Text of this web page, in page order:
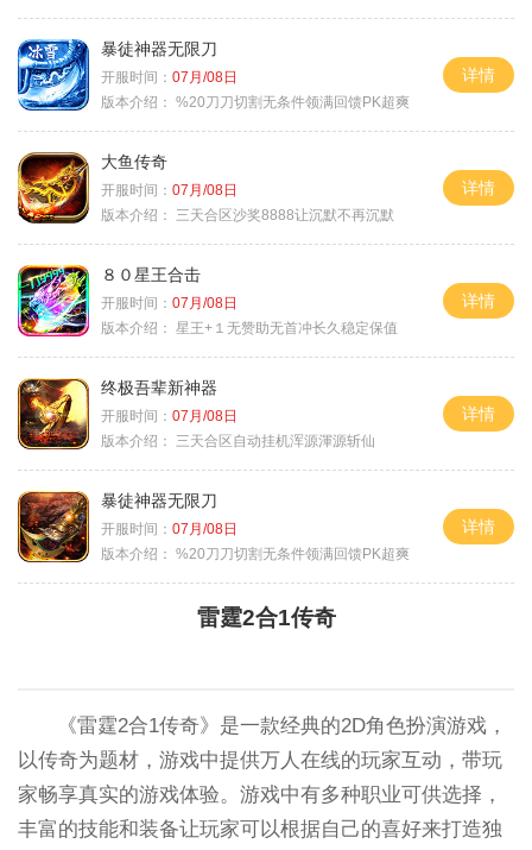
暴徒神器无限刀
开服时间： 07月/08日
版本介绍： %20刀刀切割无条件领满回馈PK超爽
详情
大鱼传奇
开服时间： 07月/08日
版本介绍：
三天合区沙奖8888让沉默不再沉默
详情
８０星王合击
开服时间： 07月/08日
版本介绍： 星王+１无赞助无首冲长久稳定保值
详情
终极吾辈新神器
开服时间： 07月/08日
版本介绍：
三天合区自动挂机浑源渾源斩仙
详情
暴徒神器无限刀
开服时间： 07月/08日
版本介绍： %20刀刀切割无条件领满回馈PK超爽
详情
雷霆2合1传奇
《雷霆2合1传奇》是一款经典的2D角色扮演游戏，
以传奇为题材，游戏中提供万人在线的玩家互动，带玩
家畅享真实的游戏体验。游戏中有多种职业可供选择，
丰富的技能和装备让玩家可以根据自己的喜好来打造独